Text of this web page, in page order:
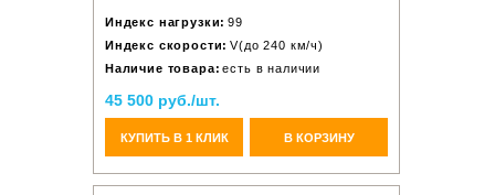
Индекс нагрузки: 99
Индекс скорости: V(до 240 км/ч)
Наличие товара: есть в наличии
45 500 руб./шт.
КУПИТЬ В 1 КЛИК В КОРЗИНУ